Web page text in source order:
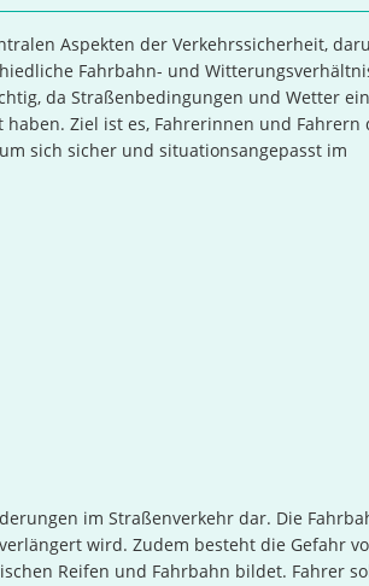
Aspekten der Verkehrssicherheit,
Fahrbahn- und
da Straßenbedingungen und Wetter
Ziel ist es, Fahrerinnen und Fahrern
sich sicher und situationsangepasst im
im Straßenverkehr dar. Die
wird. Zudem besteht die Gefahr
Reifen und Fahrbahn bildet. Fahrer